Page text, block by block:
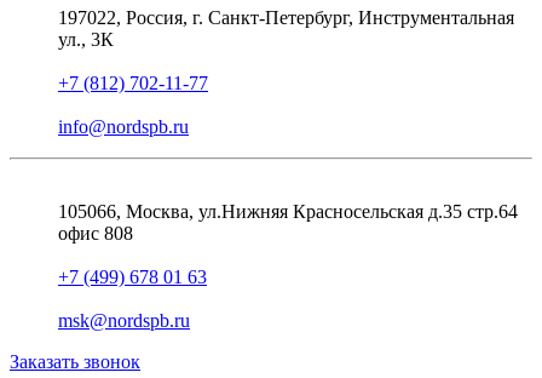
197022, Россия, г. Санкт-Петербург, Инструментальная
ул., 3К
+7 (812) 702-11-77
info@nordspb.ru
105066, Москва, ул.Нижняя Красносельская д.35 стр.64
офис 808
+7 (499) 678 01 63
msk@nordspb.ru
Заказать звонок